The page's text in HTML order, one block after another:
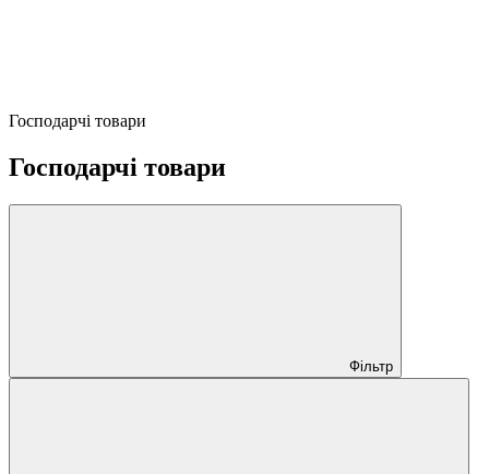
Господарчі товари
Господарчі товари
Фільтр